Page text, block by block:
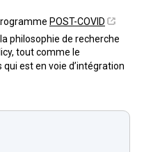
POST-COVID
philosophie de recherche
tout comme le
qui est en voie d’intégration